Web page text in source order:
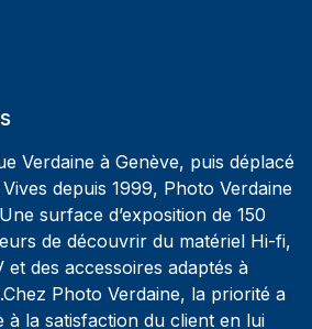
Verdaine à Genève, puis déplacé
depuis 1999, Photo Verdaine
surface d’exposition de 150
de découvrir du matériel Hi-fi,
des accessoires adaptés à
Photo Verdaine, la priorité a
à la satisfaction du client en lui